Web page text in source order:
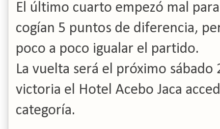
El último cuarto empezó mal
cogían 5 puntos de diferencia,
poco a poco igualar el partido.
La vuelta será el próximo
victoria el Hotel Acebo Jaca
categoría.